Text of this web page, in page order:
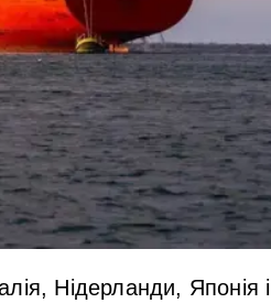
Нідерланди, Японія і